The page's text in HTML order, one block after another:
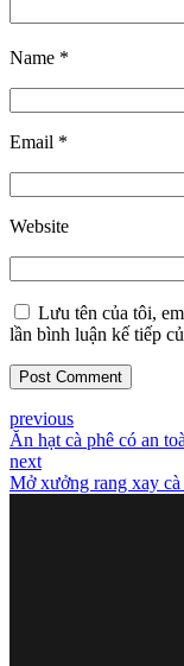
Name *
Email *
Website
Lưu tên của tôi,
lần bình luận kế tiếp
Post Comment
previous
Ăn hạt cà phê có an
next
Mở xưởng rang xay